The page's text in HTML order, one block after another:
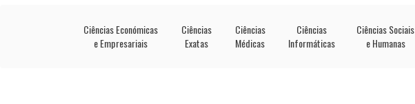
Ciências Económicas
e Empresariais
Ciências
Exatas
Ciências
Médicas
Ciências
Informáticas
Ciências Sociais
e Humanas